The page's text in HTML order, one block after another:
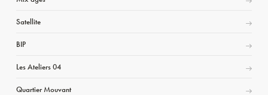
Satellite
BIP
Les Ateliers 04
Quartier Mouvant